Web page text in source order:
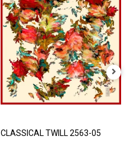
CLASSICAL TWILL 2563-05